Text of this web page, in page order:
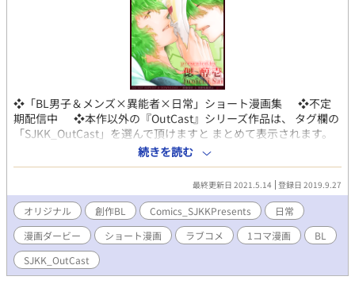
❖「BL男子＆メンズ×異能者×日常」ショート漫画集 ❖不定
期配信中 ❖本作以外の『OutCast』シリーズ作品は、 タグ欄の
「SJKK_OutCast」を選んで頂けますと まとめて表示されます。
／ 『OutCast』シリーズとは…？ ／ ➤組織の半数以上が
異能者で構成されている 多民族異能部隊【D.C】に所属する面々
を中心に、 登場人物たちのそれぞれの人生を描く 異世界＆異能バ
トル系創作BLシリーズ。 ／ 投稿作品についての注意事項 ／
※当方が創作するすべての作品・物語・用語・情報等は、作者の
想像からの完全なるフィクションです。 例え作中に実在の人
物・団体・事件・地名等と重なるものがあっても、それらとは一
切の関係はありません。 ※当方が投稿する全ての創作物（イラ
スト・文章など）の 無断記載・転載・転用・複製(模写トレス
続きを読む
最終更新日 2021.5.14 登録日 2019.9.27
オリジナル 創作BL Comics_SJKKPresents
日常
漫画ダービー
ショート漫画 ラブコメ 1コマ漫画
BL
SJKK_OutCast